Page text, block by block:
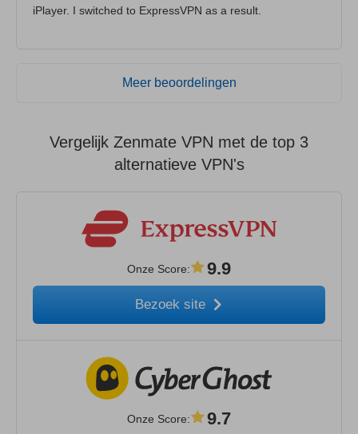
iPlayer. I switched to ExpressVPN as a result.
Meer beoordelingen
Vergelijk Zenmate VPN met de top 3
alternatieve VPN's
Onze Score: 9.9
Bezoek site
Onze Score: 9.7